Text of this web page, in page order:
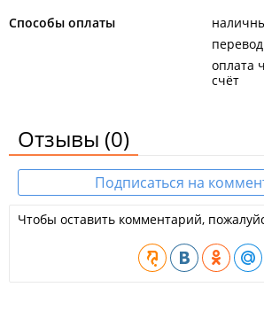
Способы оплаты
оплата
счёт
Отзывы (0)
Подписаться на
Чтобы оставить комментарий,